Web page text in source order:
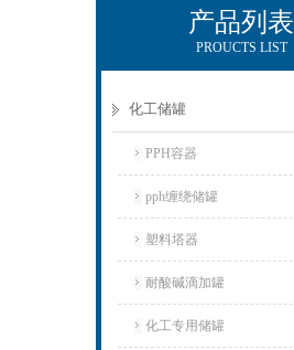
产品列表
PROUCTS LIST
化工储罐
PPH容器
pph缠绕储罐
塑料塔器
耐酸碱滴加罐
化工专用储罐